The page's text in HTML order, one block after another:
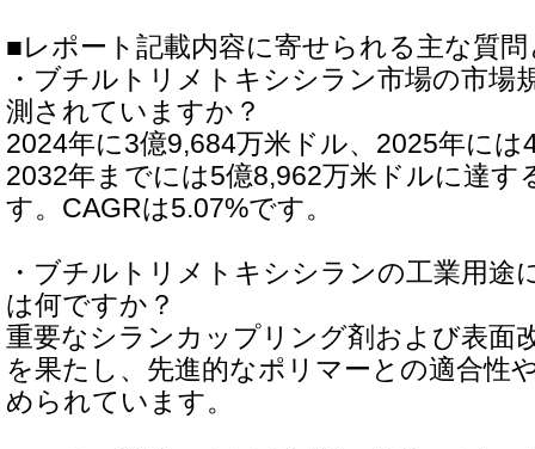
■レポート記載内容に寄せられる主な質問
・ブチルトリメトキシシラン市場の市場
測されていますか？
2024年に3億9,684万米ドル、2025年には
2032年までには5億8,962万米ドルに達す
す。CAGRは5.07%です。
・ブチルトリメトキシシランの工業用途
は何ですか？
重要なシランカップリング剤および表面
を果たし、先進的なポリマーとの適合性
められています。